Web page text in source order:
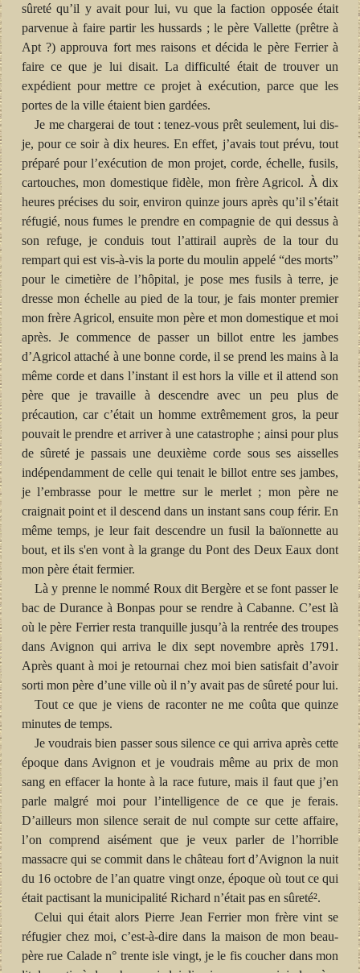
sûreté qu’il y avait pour lui, vu que la faction opposée était
parvenue à faire partir les hussards ; le père Vallette (prêtre à
Apt ?) approuva fort mes raisons et décida le père Ferrier à
faire ce que je lui disait. La difficulté était de trouver un
expédient pour mettre ce projet à exécution, parce que les
portes de la ville étaient bien gardées.
Je me chargerai de tout : tenez-vous prêt seulement, lui dis-
je, pour ce soir à dix heures. En effet, j’avais tout prévu, tout
préparé pour l’exécution de mon projet, corde, échelle, fusils,
cartouches, mon domestique fidèle, mon frère Agricol. À dix
heures précises du soir, environ quinze jours après qu’il s’était
réfugié, nous fumes le prendre en compagnie de qui dessus à
son refuge, je conduis tout l’attirail auprès de la tour du
rempart qui est vis-à-vis la porte du moulin appelé “des morts”
pour le cimetière de l’hôpital, je pose mes fusils à terre, je
dresse mon échelle au pied de la tour, je fais monter premier
mon frère Agricol, ensuite mon père et mon domestique et moi
après. Je commence de passer un billot entre les jambes
d’Agricol attaché à une bonne corde, il se prend les mains à la
même corde et dans l’instant il est hors la ville et il attend son
père que je travaille à descendre avec un peu plus de
précaution, car c’était un homme extrêmement gros, la peur
pouvait le prendre et arriver à une catastrophe ; ainsi pour plus
de sûreté je passais une deuxième corde sous ses aisselles
indépendamment de celle qui tenait le billot entre ses jambes,
je l’embrasse pour le mettre sur le merlet ; mon père ne
craignait point et il descend dans un instant sans coup férir. En
même temps, je leur fait descendre un fusil la baïonnette au
bout, et ils s'en vont à la grange du Pont des Deux Eaux dont
mon père était fermier.
Là y prenne le nommé Roux dit Bergère et se font passer le
bac de Durance à Bonpas pour se rendre à Cabanne. C’est là
où le père Ferrier resta tranquille jusqu’à la rentrée des troupes
dans Avignon qui arriva le dix sept novembre après 1791.
Après quant à moi je retournai chez moi bien satisfait d’avoir
sorti mon père d’une ville où il n’y avait pas de sûreté pour lui.
Tout ce que je viens de raconter ne me coûta que quinze
minutes de temps.
Je voudrais bien passer sous silence ce qui arriva après cette
époque dans Avignon et je voudrais même au prix de mon
sang en effacer la honte à la race future, mais il faut que j’en
parle malgré moi pour l’intelligence de ce que je ferais.
D’ailleurs mon silence serait de nul compte sur cette affaire,
l’on comprend aisément que je veux parler de l’horrible
massacre qui se commit dans le château fort d’Avignon la nuit
du 16 octobre de l’an quatre vingt onze, époque où tout ce qui
était pactisant la municipalité Richard n’était pas en sûreté².
Celui qui était alors Pierre Jean Ferrier mon frère vint se
réfugier chez moi, c’est-à-dire dans la maison de mon beau-
père rue Calade n° trente isle vingt, je le fis coucher dans mon